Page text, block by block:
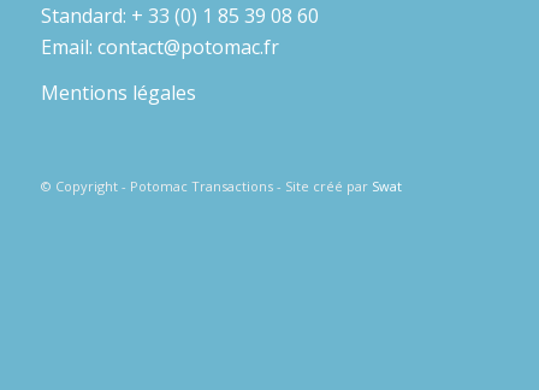
Standard: + 33 (0) 1 85 39 08 60
Email: contact@potomac.fr
Mentions légales
© Copyright - Potomac Transactions - Site créé par Swat